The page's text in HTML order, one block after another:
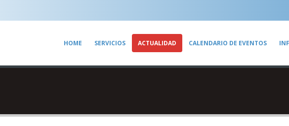
HOME SERVICIOS ACTUALIDAD CALENDARIO DE EVENTOS